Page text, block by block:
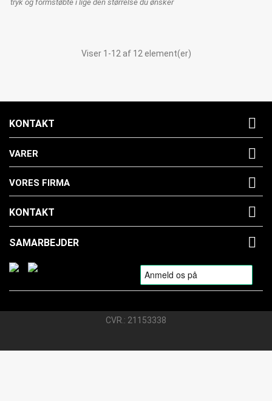
tryk og formstøbte i lige den størrelse du ønsker
Viser 1-12 af 12 element(er)
KONTAKT 
VARER 
VORES FIRMA 
KONTAKT 
SAMARBEJDER 
CVR.: 21153338